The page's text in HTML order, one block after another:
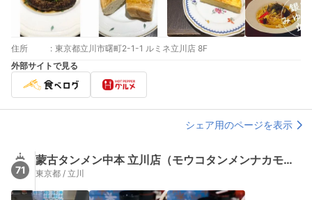
住所 : 東京都立川市曙町2-1-1 ルミネ立川店 8F
外部サイトで見る
シェア用のページを表示
71
蒙古タンメン中本 立川店（モウコタンメンナカモト）
東京都 / 立川